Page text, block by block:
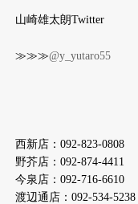
山崎雄太朗Twitter
≫≫≫@y_yutaro55
西新店：092-823-0808
野芥店：092-874-4411
今泉店：092-716-6610
渡辺通店：092-534-5238